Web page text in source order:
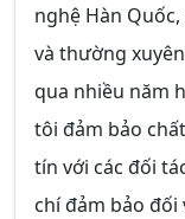
nghệ Hàn
và thường
qua nhiều năm
tôi đảm bảo
tín với các đối
chí đảm bảo đối